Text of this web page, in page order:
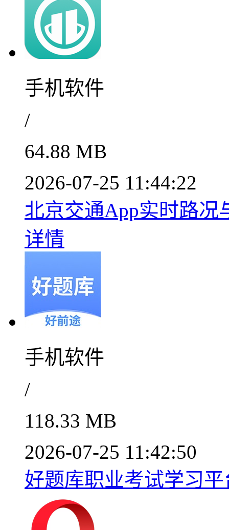
手机软件
/
64.88 MB
2026-07-25 11:44:22
北京交通App实时路况
详情
手机软件
/
118.33 MB
2026-07-25 11:42:50
好题库职业考试学习